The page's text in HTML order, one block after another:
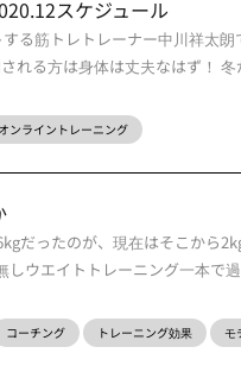
スケジュール
る筋トレトレーナー中川祥太朗
れる方は身体は丈夫なはず！
オンライントレーニング
だったのが、現在はそこから
しウエイトトレーニング一本で
コーチング トレーニング効果 モ